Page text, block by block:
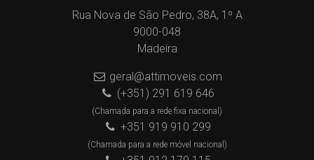
Rua Nova de São Pedro, 38A, 1º A
9000-048
Madeira
geral@attimoveis.com
(+351) 291 619 646
(Chamada para a rede fixa nacional)
+351 919 910 299
(Chamada para a rede móvel nacional)